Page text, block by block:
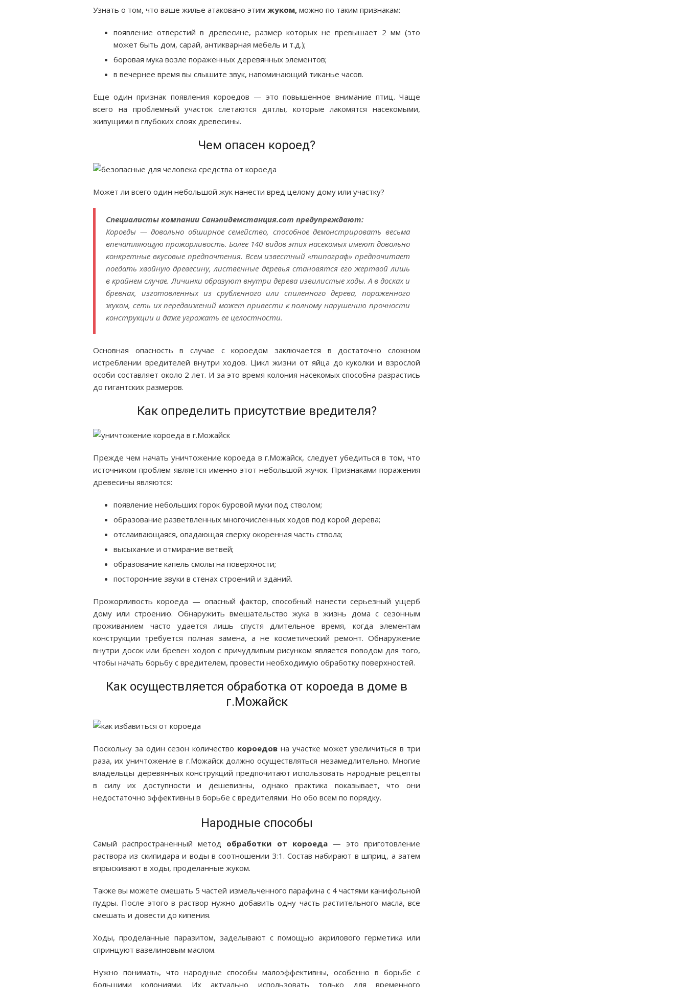
Узнать о том, что ваше жилье атаковано этим жуком, можно по таким признакам:
появление отверстий в древесине, размер которых не превышает 2 мм (это
может быть дом, сарай, антикварная мебель и т.д.);
боровая мука возле пораженных деревянных элементов;
в вечернее время вы слышите звук, напоминающий тиканье часов.
Еще один признак появления короедов — это повышенное внимание птиц. Чаще
всего на проблемный участок слетаются дятлы, которые лакомятся насекомыми,
живущими в глубоких слоях древесины.
Чем опасен короед?
Может ли всего один небольшой жук нанести вред целому дому или участку?
Специалисты компании Санэпидемстанция.com предупреждают:
Короеды — довольно обширное семейство, способное демонстрировать весьма
впечатляющую прожорливость. Более 140 видов этих насекомых имеют довольно
конкретные вкусовые предпочтения. Всем известный «типограф» предпочитает
поедать хвойную древесину, лиственные деревья становятся его жертвой лишь
в крайнем случае. Личинки образуют внутри дерева извилистые ходы. А в досках и
бревнах, изготовленных из срубленного или спиленного дерева, пораженного
жуком, сеть их передвижений может привести к полному нарушению прочности
конструкции и даже угрожать ее целостности.
Основная опасность в случае с короедом заключается в достаточно сложном
истреблении вредителей внутри ходов. Цикл жизни от яйца до куколки и взрослой
особи составляет около 2 лет. И за это время колония насекомых способна разрастись
до гигантских размеров.
Как определить присутствие вредителя?
Прежде чем начать уничтожение короеда в г.Можайск, следует убедиться в том, что
источником проблем является именно этот небольшой жучок. Признаками поражения
древесины являются:
появление небольших горок буровой муки под стволом;
образование разветвленных многочисленных ходов под корой дерева;
отслаивающаяся, опадающая сверху окоренная часть ствола;
высыхание и отмирание ветвей;
образование капель смолы на поверхности;
посторонние звуки в стенах строений и зданий.
Прожорливость короеда — опасный фактор, способный нанести серьезный ущерб
дому или строению. Обнаружить вмешательство жука в жизнь дома с сезонным
проживанием часто удается лишь спустя длительное время, когда элементам
конструкции требуется полная замена, а не косметический ремонт. Обнаружение
внутри досок или бревен ходов с причудливым рисунком является поводом для того,
чтобы начать борьбу с вредителем, провести необходимую обработку поверхностей.
Как осуществляется обработка от короеда в доме в
г.Можайск
Поскольку за один сезон количество короедов на участке может увеличиться в три
раза, их уничтожение в г.Можайск должно осуществляться незамедлительно. Многие
владельцы деревянных конструкций предпочитают использовать народные рецепты
в силу их доступности и дешевизны, однако практика показывает, что они
недостаточно эффективны в борьбе с вредителями. Но обо всем по порядку.
Народные способы
Самый распространенный метод обработки от короеда — это приготовление
раствора из скипидара и воды в соотношении 3:1. Состав набирают в шприц, а затем
впрыскивают в ходы, проделанные жуком.
Также вы можете смешать 5 частей измельченного парафина с 4 частями канифольной
пудры. После этого в раствор нужно добавить одну часть растительного масла, все
смешать и довести до кипения.
Ходы, проделанные паразитом, заделывают с помощью акрилового герметика или
спринцуют вазелиновым маслом.
Нужно понимать, что народные способы малоэффективны, особенно в борьбе с
большими колониями. Их актуально использовать только для временного